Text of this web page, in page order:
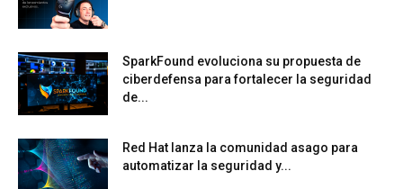
SparkFound evoluciona su propuesta de
ciberdefensa para fortalecer la seguridad
de...
Red Hat lanza la comunidad asago para
automatizar la seguridad y...